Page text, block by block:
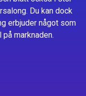
Du kan dock
erbjuder något som
marknaden.